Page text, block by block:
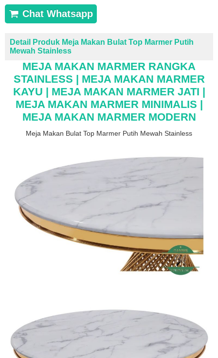
Chat Whatsapp
Detail Produk Meja Makan Bulat Top Marmer Putih
Mewah Stainless
MEJA MAKAN MARMER RANGKA
STAINLESS | MEJA MAKAN MARMER
KAYU | MEJA MAKAN MARMER JATI |
MEJA MAKAN MARMER MINIMALIS |
MEJA MAKAN MARMER MODERN
Meja Makan Bulat Top Marmer Putih Mewah Stainless